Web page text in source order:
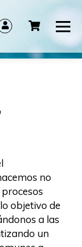
no
objetivo de
a las
un